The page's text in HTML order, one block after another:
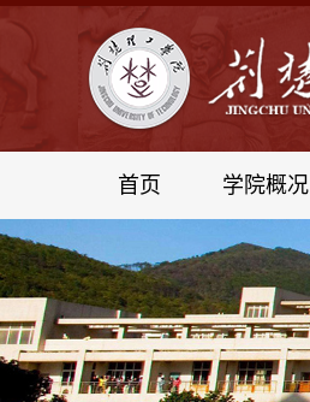
首页 学院概况